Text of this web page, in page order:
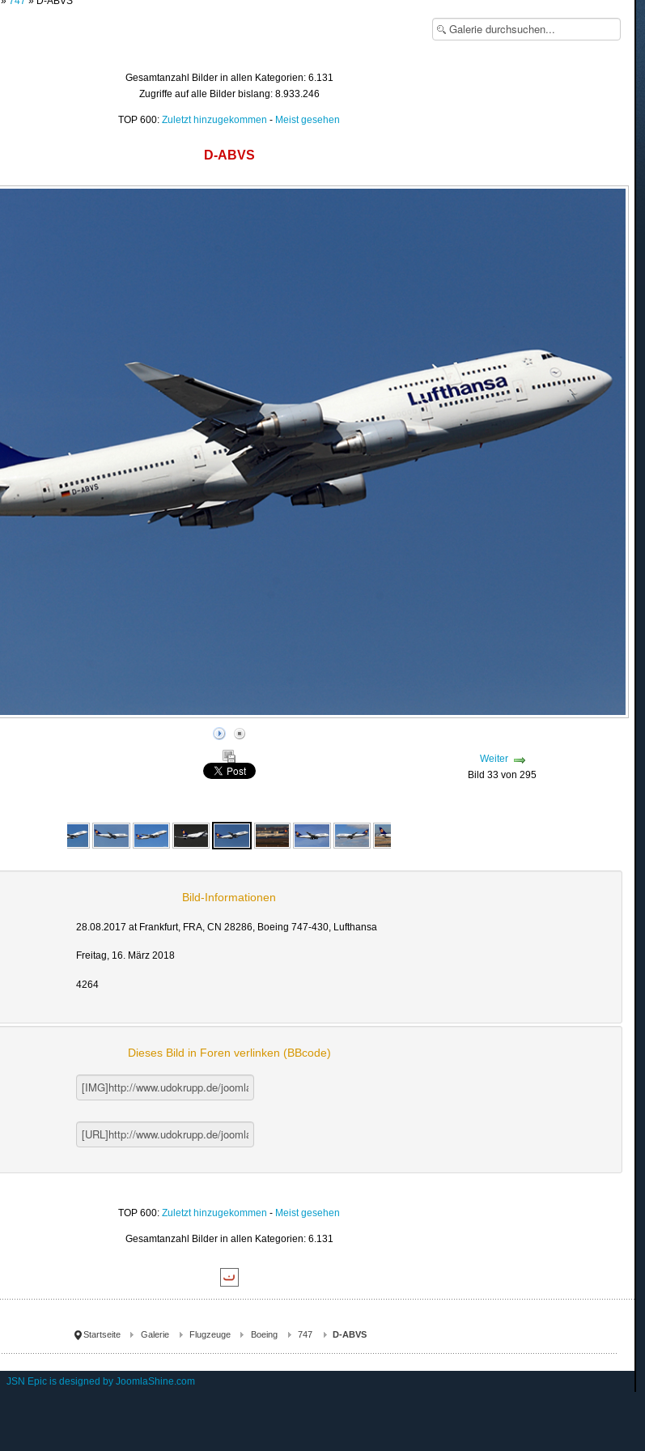
Gesamtanzahl Bilder in allen Kategorien: 6.131
Zugriffe auf alle Bilder bislang: 8.933.246
TOP 600:Zuletzt hinzugekommen - Meist gesehen
D-ABVS
Weiter
Bild 33 von 295
Bild-Informationen
28.08.2017 at Frankfurt, FRA, CN 28286, Boeing 747-430, Lufthansa
Freitag, 16. März 2018
4264
Dieses Bild in Foren verlinken (BBcode)
TOP 600:Zuletzt hinzugekommen - Meist gesehen
Gesamtanzahl Bilder in allen Kategorien: 6.131
Startseite Galerie Flugzeuge Boeing 747 D-ABVS
JSN Epic is designed byJoomlaShine.com